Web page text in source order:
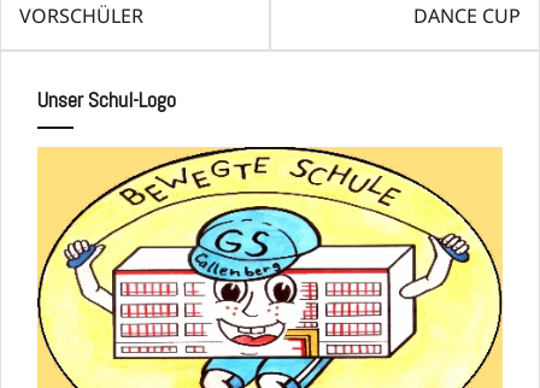
VORSCHÜLER
DANCE CUP
Unser Schul-Logo